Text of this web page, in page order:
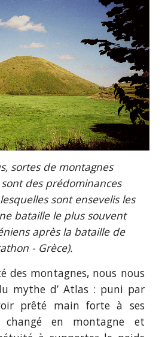
sortes de montagnes
des prédominances
sont ensevelis les
bataille le plus souvent
après la bataille de
- Grèce).
montagnes, nous nous
mythe d’ Atlas : puni par
prêté main forte à ses
en montagne et